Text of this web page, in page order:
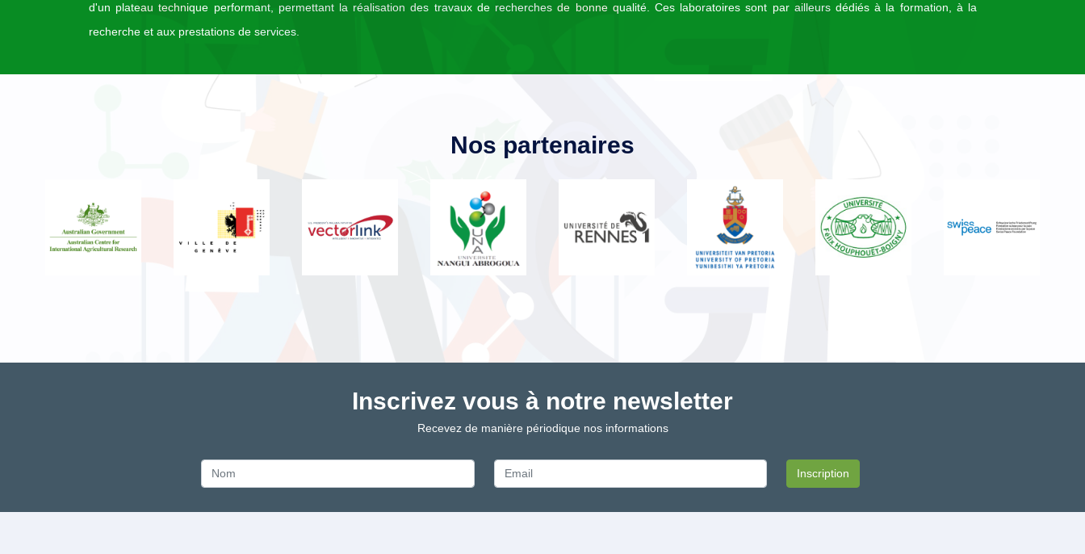
d'un plateau technique performant, permettant la réalisation des travaux de recherches de bonne qualité. Ces laboratoires sont par ailleurs dédiés à la formation, à la
recherche et aux prestations de services.
Nos partenaires
Inscrivez vous à notre newsletter
Recevez de manière périodique nos informations
Inscription